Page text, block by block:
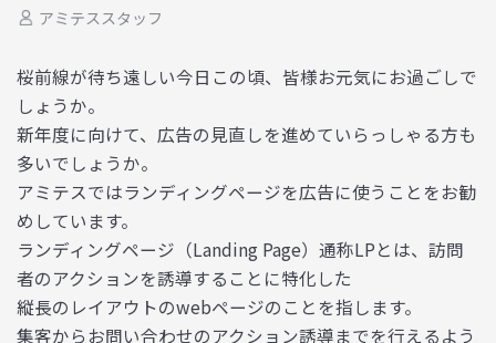
アミテススタッフ
桜前線が待ち遠しい今日この頃、皆様お元気にお過ごしで
しょうか。
新年度に向けて、広告の見直しを進めていらっしゃる方も
多いでしょうか。
アミテスではランディングページを広告に使うことをお勧
めしています。
ランディングページ（Landing Page）通称LPとは、訪問
者のアクションを誘導することに特化した
縦長のレイアウトのwebページのことを指します。
集客からお問い合わせのアクション誘導までを行えるよう